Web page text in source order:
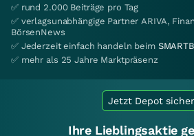
✅ rund 2.000 Beiträge pro Tag
✅ verlagsunabhängige Partner ARIVA,
BörsenNews
✅ Jederzeit einfach handeln beim
✅ mehr als 25 Jahre Marktpräsenz
Jetzt Depot
Ihre Lieblingsaktie